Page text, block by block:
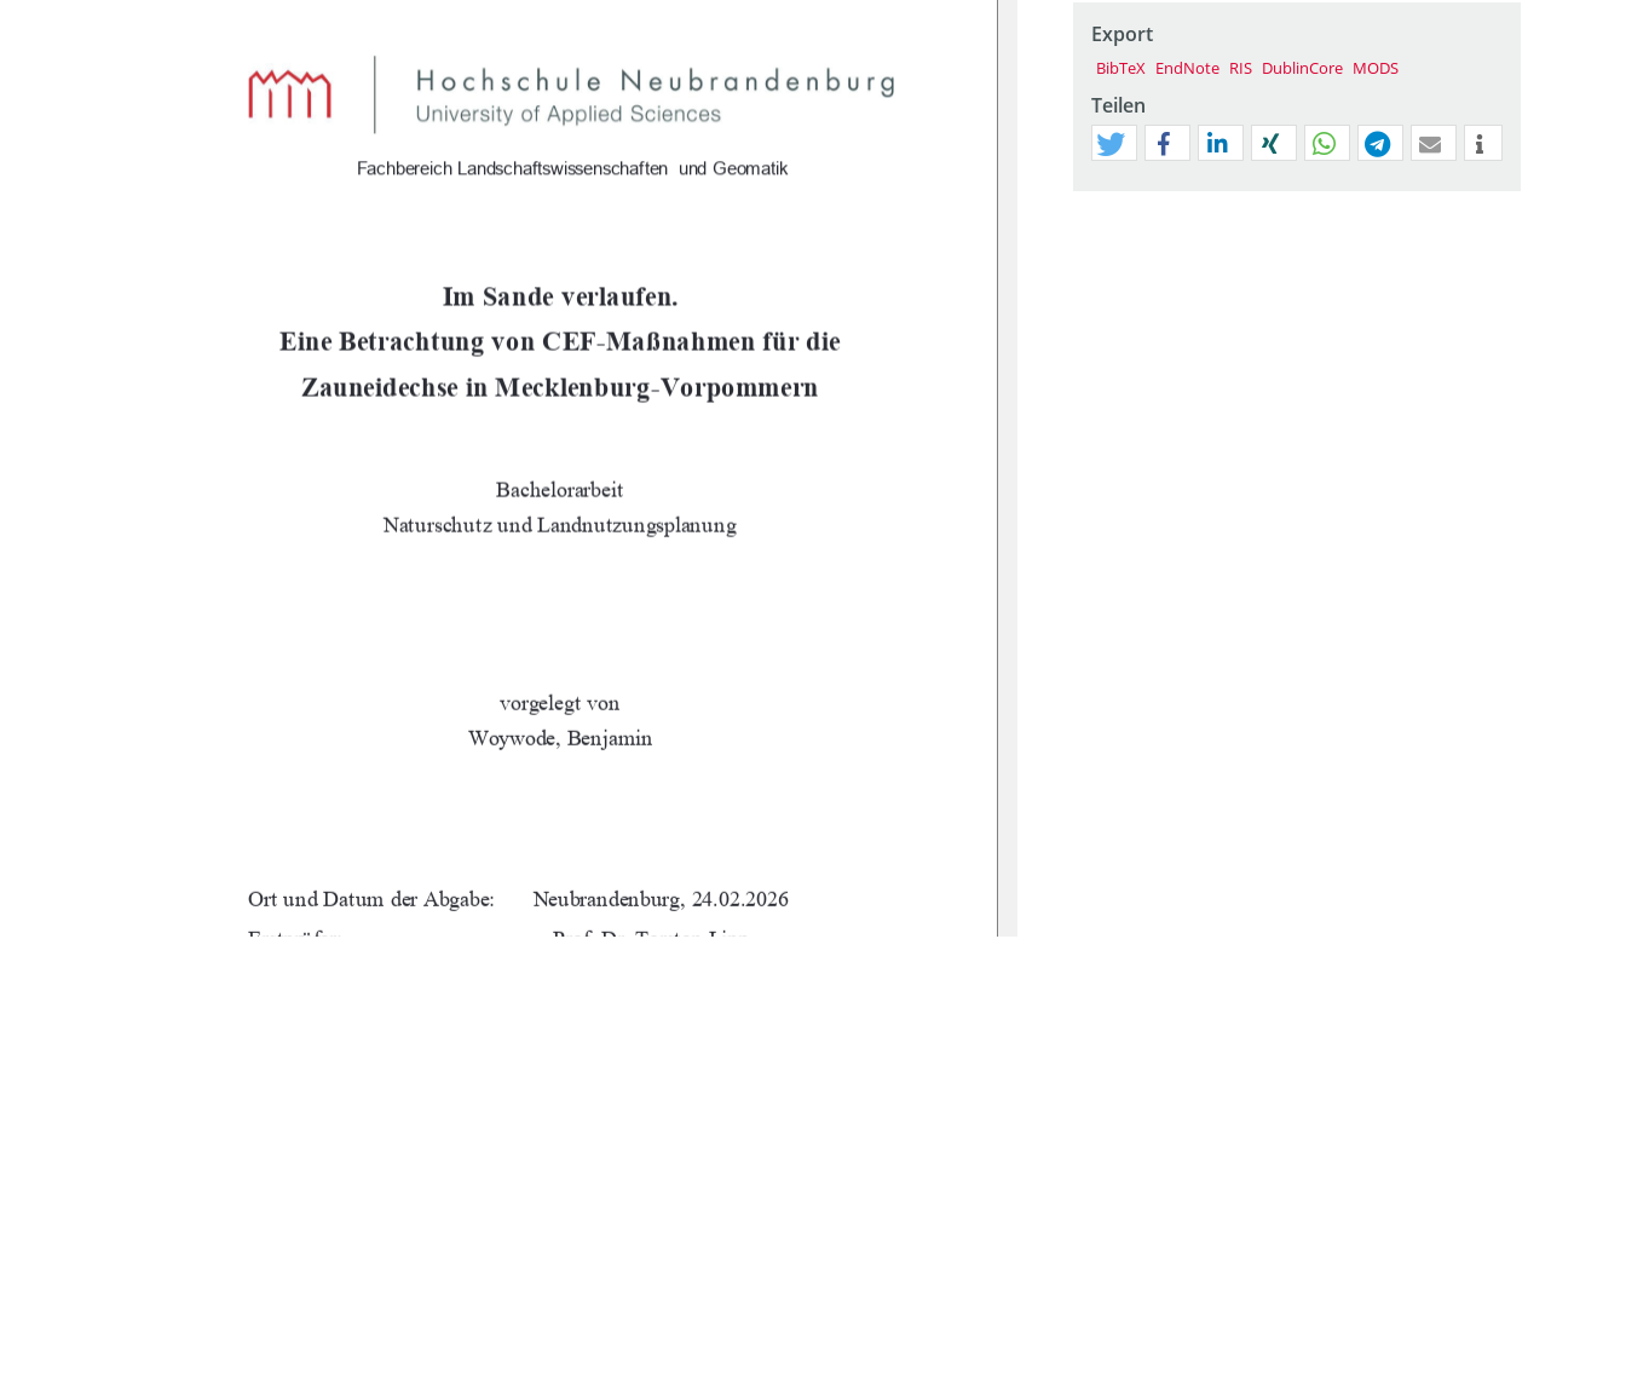
                      Fachbereich Landschaftswissenschaften  und Geomatik
Im Sande verlaufen.
Eine Betrachtung von CEF-Maßnahmen für die
Zauneidechse in Mecklenburg-Vorpommern
Bachelorarbeit
Naturschutz und Landnutzungsplanung
vorgelegt von
Woywode, Benjamin
Ort und Datum der Abgabe:       Neubrandenburg, 24.02.2026
Erstprüfer:                                    Prof. Dr. Torsten Lipp
Export
BibTeX EndNote RIS DublinCore MODS
Teilen